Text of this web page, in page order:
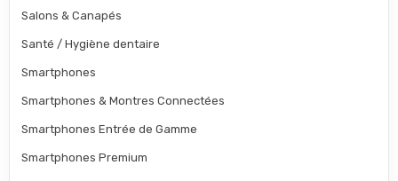
Salons & Canapés
Santé / Hygiène dentaire
Smartphones
Smartphones & Montres Connectées
Smartphones Entrée de Gamme
Smartphones Premium